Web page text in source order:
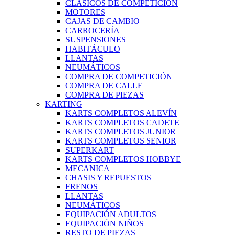
CLÁSICOS DE COMPETICIÓN
MOTORES
CAJAS DE CAMBIO
CARROCERÍA
SUSPENSIONES
HABITÁCULO
LLANTAS
NEUMÁTICOS
COMPRA DE COMPETICIÓN
COMPRA DE CALLE
COMPRA DE PIEZAS
KARTING
KARTS COMPLETOS ALEVÍN
KARTS COMPLETOS CADETE
KARTS COMPLETOS JUNIOR
KARTS COMPLETOS SENIOR
SUPERKART
KARTS COMPLETOS HOBBYE
MECANICA
CHASIS Y REPUESTOS
FRENOS
LLANTAS
NEUMÁTICOS
EQUIPACIÓN ADULTOS
EQUIPACIÓN NIÑOS
RESTO DE PIEZAS